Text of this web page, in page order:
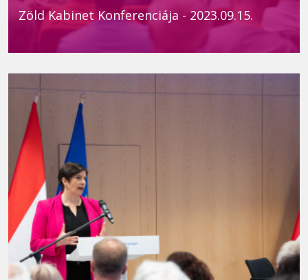
Zöld Kabinet Konferenciája - 2023.09.15.